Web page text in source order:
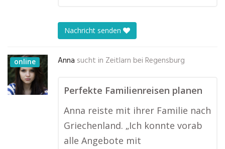
Nachricht senden
online Anna sucht in Zeitlarn bei Regensburg
Perfekte Familienreisen planen
Anna reiste mit ihrer Familie nach
Griechenland. „Ich konnte vorab
alle Angebote mit